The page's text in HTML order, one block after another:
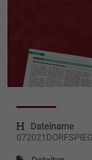
Dateiname